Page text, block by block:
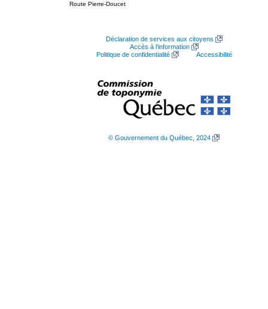
Route Pierre-Doucet
Déclaration de services aux citoyens
Accès à l’information
Politique de confidentialité
Accessibilité
© Gouvernement du Québec, 2024